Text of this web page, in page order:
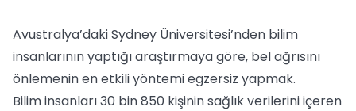
Avustralya’daki Sydney Üniversitesi’nden bilim
insanlarının yaptığı araştırmaya göre, bel ağrısını
önlemenin en etkili yöntemi egzersiz yapmak.
Bilim insanları 30 bin 850 kişinin sağlık verilerini içeren